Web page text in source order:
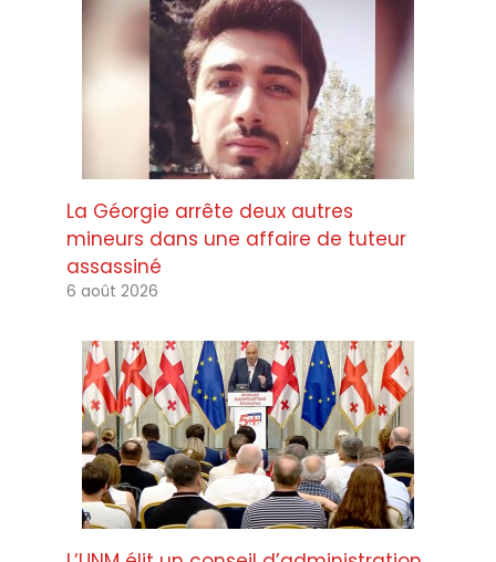
La Géorgie arrête deux autres
mineurs dans une affaire de tuteur
assassiné
6 août 2026